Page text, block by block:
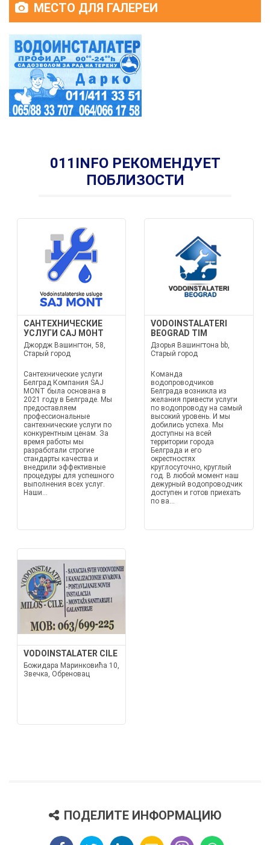
МЕСТО ДЛЯ ГАЛЕРЕИ
011INFO РЕКОМЕНДУЕТ
ПОБЛИЗОСТИ
САНТЕХНИЧЕСКИЕ
УСЛУГИ САЈ МОНТ
Джордж Вашингтон, 58,
Старый город
Сантехнические услуги
Белград Компания SAJ
MONT была основана в
2021 году в Белграде. Мы
предоставляем
профессиональные
сантехнические услуги по
конкурентным ценам. За
время работы мы
разработали строгие
стандарты качества и
внедрили эффективные
процедуры для успешного
выполнения всех услуг.
Наши...
VODOINSTALATERI
BEOGRAD TIM
Дзорья Вашингтона bb,
Старый город
Команда
водопроводчиков
Белграда возникла из
желания привести услуги
по водопроводу на самый
высокий уровень. И мы
добились успеха. Мы
доступны на всей
территории города
Белграда и его
окрестностях
круглосуточно, круглый
год. В любой момент наш
дежурный водопроводчик
доступен и готов приехать
по ва...
VODOINSTALATER CILE
Божидара Маринковића 10,
Звечка, Обреновац
ПОДЕЛИТЕ ИНФОРМАЦИЮ